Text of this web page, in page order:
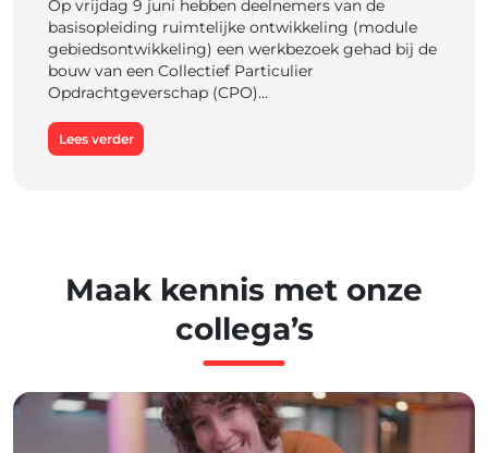
Op vrijdag 9 juni hebben deelnemers van de
basisopleiding ruimtelijke ontwikkeling (module
gebiedsontwikkeling) een werkbezoek gehad bij de
bouw van een Collectief Particulier
Opdrachtgeverschap (CPO)…
Lees verder
Maak kennis met onze
collega’s